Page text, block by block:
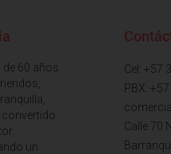
de 60 años
convertido
un
Cel: +57
PBX:
Calle 70